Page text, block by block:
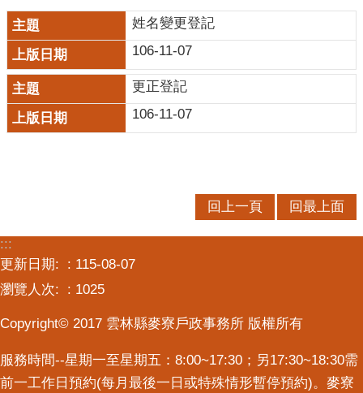
最
新
消
息
主
題
專
民
交
相
姓名變更登記
106-11-07
更正登記
106-11-07
回上一頁 回最上面
:::
更新日期:
115-08-07
瀏覽人次:
1025
Copyright© 2017 雲林縣麥寮戶政事務所 版權所有
服務時間--星期一至星期五：8:00~17:30；另17:30~18:30需
前一工作日預約(每月最後一日或特殊情形暫停預約)。麥寮